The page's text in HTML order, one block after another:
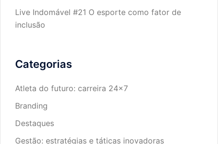
Live Indomável #21 O esporte como fator de
inclusão
Categorias
Atleta do futuro: carreira 24×7
Branding
Destaques
Gestão: estratégias e táticas inovadoras